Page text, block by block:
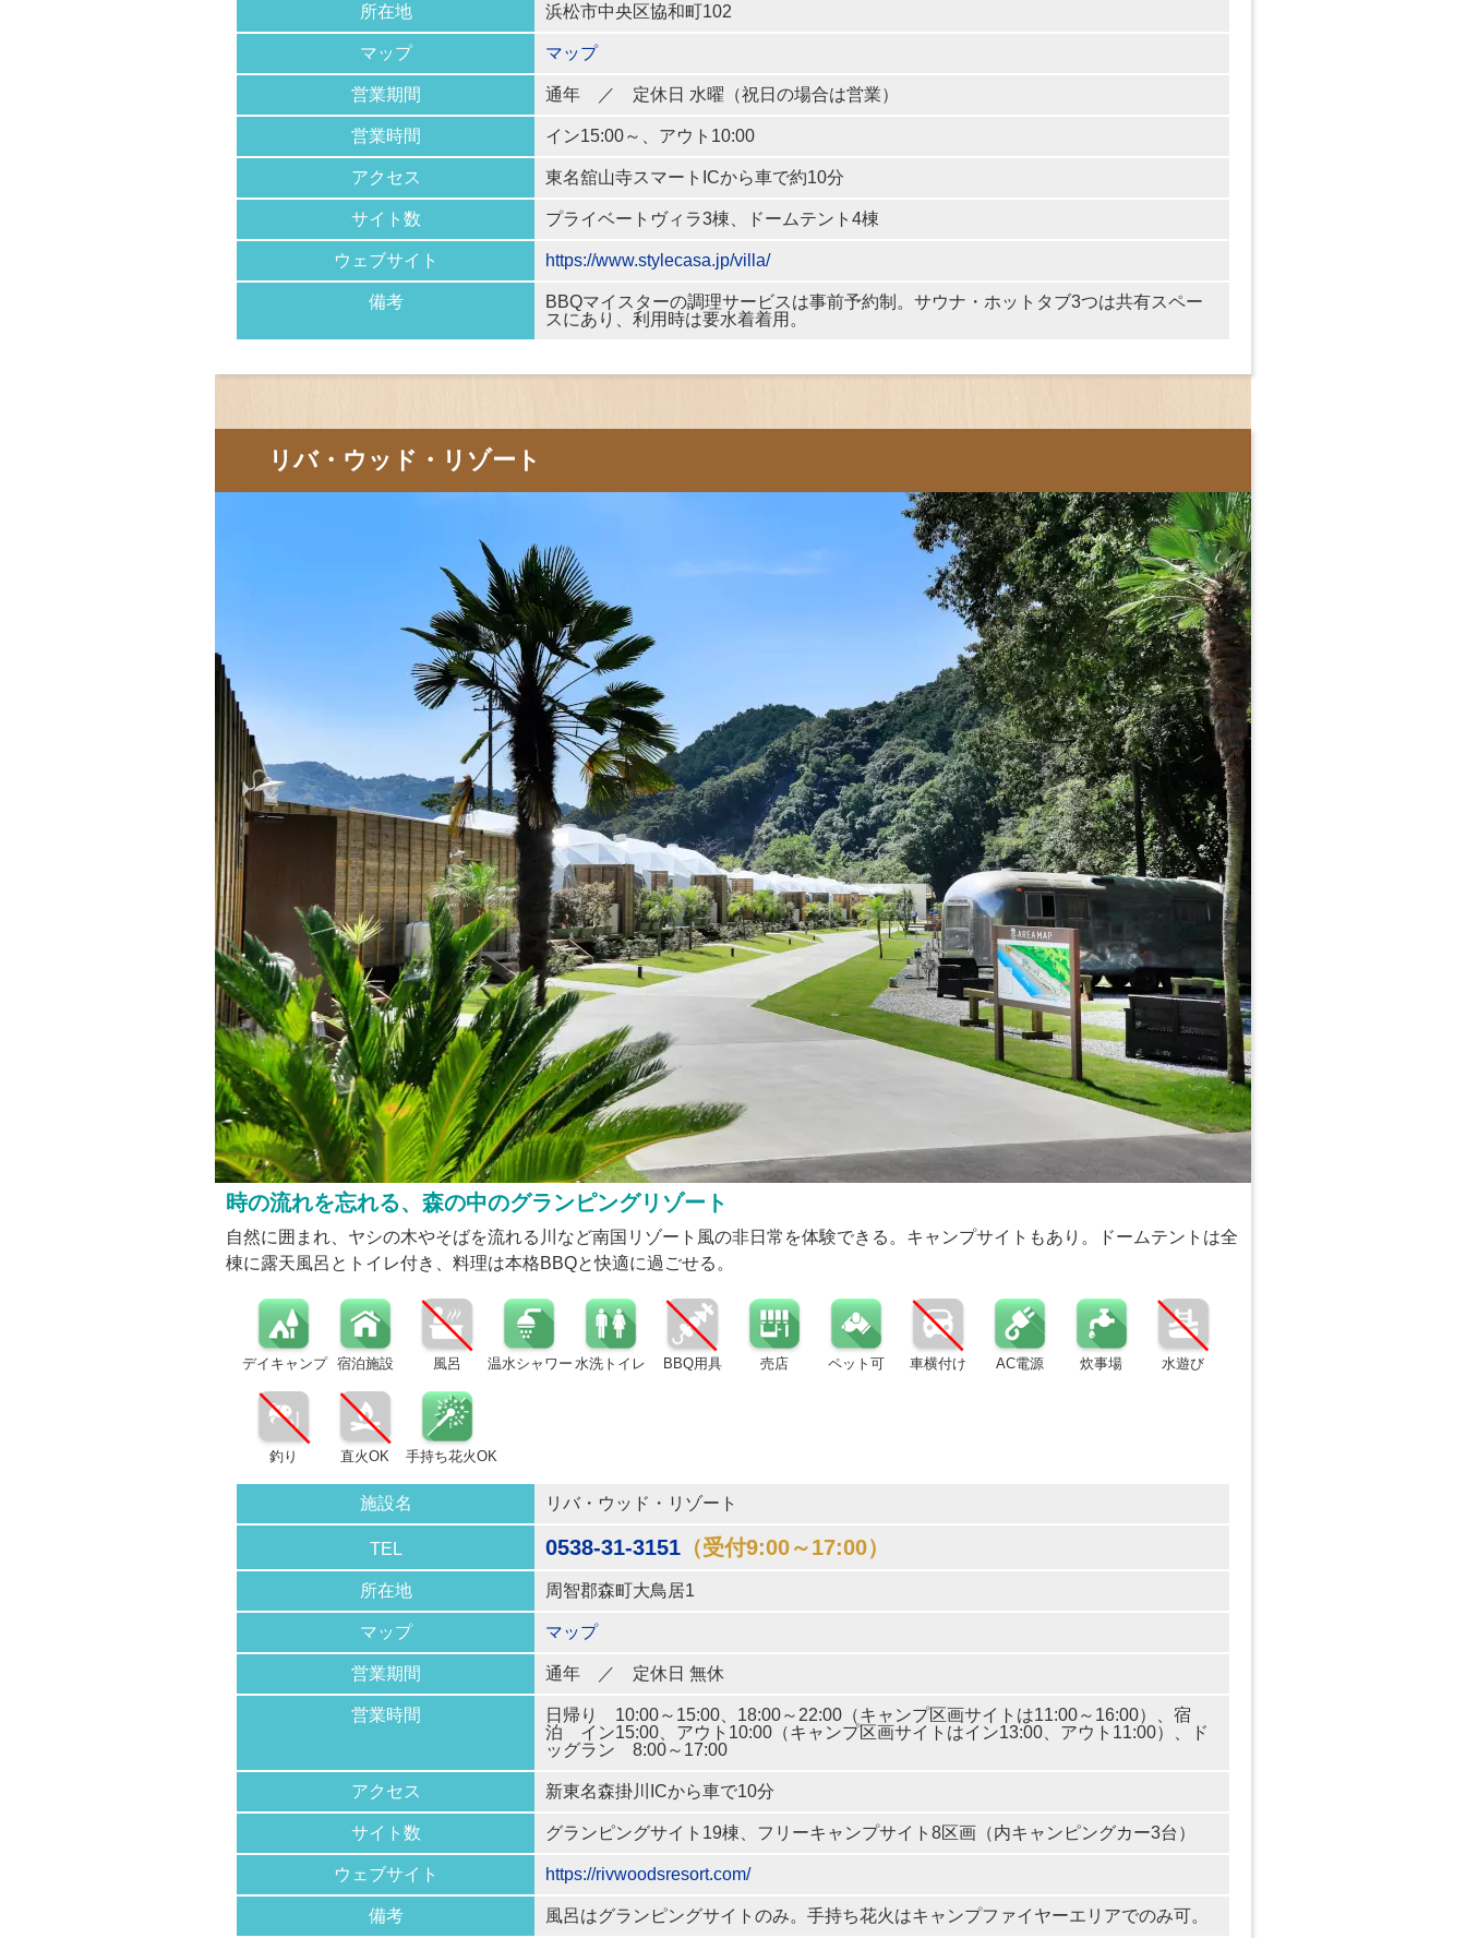
所在地 浜松市中央区協和町102
マップ マップ
営業期間 通年 ／ 定休日 水曜（祝日の場合は営業）
営業時間 イン15:00～、アウト10:00
アクセス 東名舘山寺スマートICから車で約10分
サイト数 プライベートヴィラ3棟、ドームテント4棟
ウェブサイト https://www.stylecasa.jp/villa/
備考
BBQマイスターの調理サービスは事前予約制。サウナ・ホットタブ3つは共有スペー
スにあり、利用時は要水着着用。
リバ・ウッド・リゾート
時の流れを忘れる、森の中のグランピングリゾート
自然に囲まれ、ヤシの木やそばを流れる川など南国リゾート風の非日常を体験できる。キャンプサイトもあり。ドームテントは全
棟に露天風呂とトイレ付き、料理は本格BBQと快適に過ごせる。
デイキャンプ 宿泊施設 風呂 温水シャワー 水洗トイレ BBQ用具 売店 ペット可 車横付け AC電源 炊事場 水遊び
釣り 直火OK 手持ち花火OK
施設名 リバ・ウッド・リゾート
TEL 0538-31-3151 （受付9:00～17:00）
所在地 周智郡森町大鳥居1
マップ マップ
営業期間 通年 ／ 定休日 無休
営業時間
日帰り 10:00～15:00、18:00～22:00（キャンプ区画サイトは11:00～16:00）、宿
泊 イン15:00、アウト10:00（キャンプ区画サイトはイン13:00、アウト11:00）、ド
ッグラン 8:00～17:00
アクセス 新東名森掛川ICから車で10分
サイト数 グランピングサイト19棟、フリーキャンプサイト8区画（内キャンピングカー3台）
ウェブサイト https://rivwoodsresort.com/
備考 風呂はグランピングサイトのみ。手持ち花火はキャンプファイヤーエリアでのみ可。